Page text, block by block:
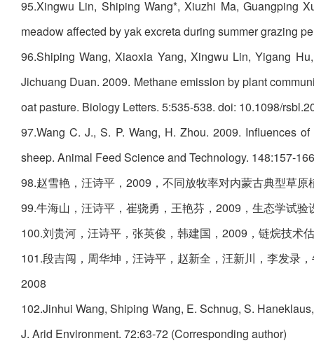
95.Xingwu Lin, Shiping Wang*, Xiuzhi Ma, Guangping
meadow affected by yak excreta during summer grazing
96.Shiping Wang, Xiaoxia Yang, Xingwu Lin, Yigang
Jichuang Duan. 2009. Methane emission by plant
oat pasture. Biology Letters. 5:535-538. doi: 10.1098/
97.Wang C. J., S. P. Wang, H. Zhou. 2009. Influences
sheep. Animal Feed Science and Technology. 148:157-
98.赵雪艳，汪诗平，2009，不同放牧率对内蒙古典型草
99.牛海山，汪诗平，崔骁勇，王艳芬，2009，生态学试
100.刘贵河，汪诗平，张英俊，韩建国，2009，链烷技术
101.段吉闯，周华坤，汪诗平，赵新全，汪新川，李发录
2008
102.Jinhui Wang, Shiping Wang, E. Schnug, S.
J. Arid Environment. 72:63-72 (Corresponding author)